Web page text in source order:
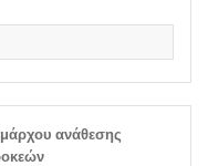
ανάθεσης